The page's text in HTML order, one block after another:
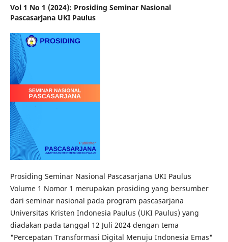
Vol 1 No 1 (2024): Prosiding Seminar Nasional
Pascasarjana UKI Paulus
Prosiding Seminar Nasional Pascasarjana UKI Paulus
Volume 1 Nomor 1 merupakan prosiding yang bersumber
dari seminar nasional pada program pascasarjana
Universitas Kristen Indonesia Paulus (UKI Paulus) yang
diadakan pada tanggal 12 Juli 2024 dengan tema
"Percepatan Transformasi Digital Menuju Indonesia Emas"